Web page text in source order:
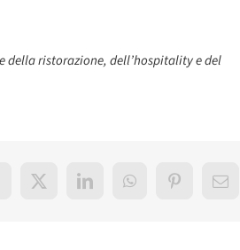
ristorazione, dell’hospitality e del
X LinkedInWhatsAppPinterest